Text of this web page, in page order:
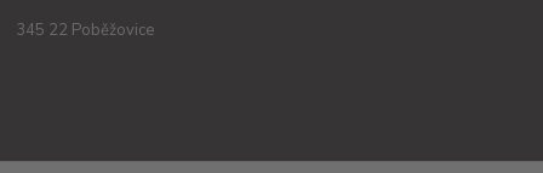
345 22 Poběžovice